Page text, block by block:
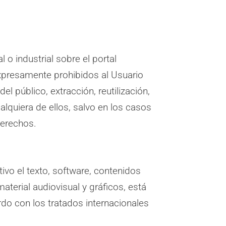
o industrial sobre el portal
prohibidos al Usuario
público, extracción, reutilización,
de ellos, salvo en los casos
el texto, software, contenidos
audiovisual y gráficos, está
con los tratados internacionales